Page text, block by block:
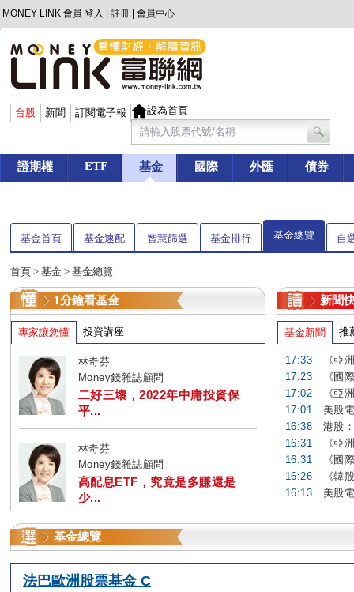
MONEY LINK 會員 登入 註冊 會員中心
台股 新聞 訂閱電子報 設為首頁
證期權 ETF 基金 國際 外匯 債券
基金首頁 基金速配 智慧篩選 基金排行 基金總覽 自
首頁 > 基金 > 基金總覽
1分鐘看基金
專家讓您懂 投資講座
林奇芬
Money錢雜誌顧問
二好三壞，2022年中庸投資保
平...
林奇芬
Money錢雜誌顧問
高配息ETF，究竟是多賺還是
少...
新聞
基金新聞 推
17:33
《亞
17:23
《國
17:02
《亞
17:01
美股
16:38
港股
16:31
《亞
16:31
《國
16:26
《韓
16:13
美股
基金總覽
法巴歐洲股票基金 C